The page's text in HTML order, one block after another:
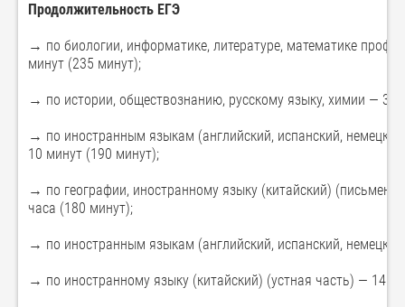
Продолжительность ЕГЭ
→ по биологии, информатике, литературе, математике
минут (235 минут);
→ по истории, обществознанию, русскому языку, химии — 3
→ по иностранным языкам (английский, испанский,
10 минут (190 минут);
→ по географии, иностранному языку (китайский)
часа (180 минут);
→ по иностранным языкам (английский, испанский,
→ по иностранному языку (китайский) (устная часть) — 14